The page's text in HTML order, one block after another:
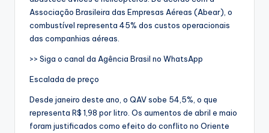
Associação Brasileira das Empresas Aéreas (Abear), o
combustível representa 45% dos custos operacionais
das companhias aéreas.
>> Siga o canal da Agência Brasil no WhatsApp
Escalada de preço
Desde janeiro deste ano, o QAV sobe 54,5%, o que
representa R$ 1,98 por litro. Os aumentos de abril e maio
foram justificados como efeito do conflito no Oriente